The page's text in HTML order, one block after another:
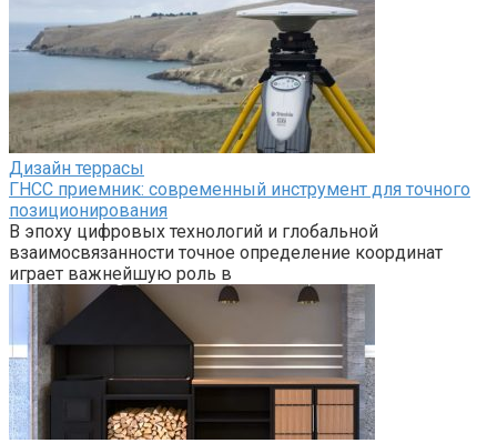
Дизайн террасы
ГНСС приемник: современный инструмент для точного
позиционирования
В эпоху цифровых технологий и глобальной
взаимосвязанности точное определение координат
играет важнейшую роль в